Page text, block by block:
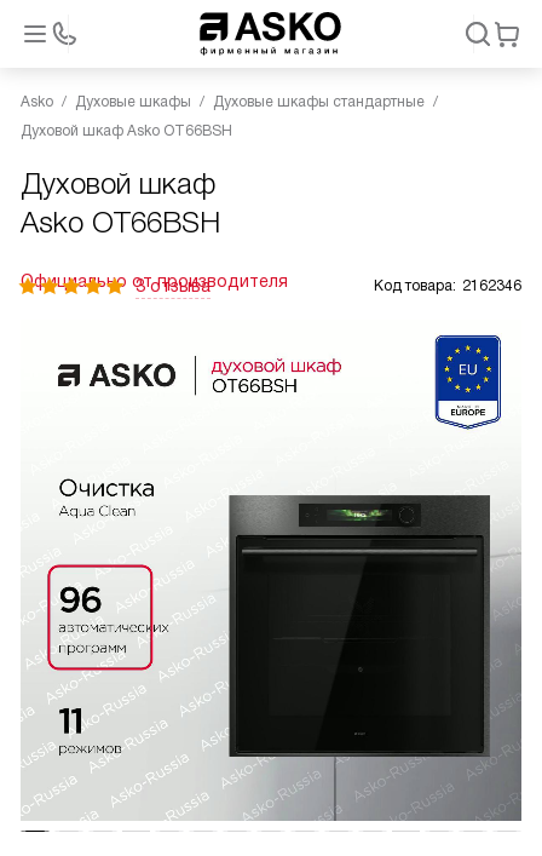
Asko Духовые шкафы
Духовые шкафы стандартные
Духовой шкаф Asko OT66BSH
Духовой шкаф
Asko OT66BSH
Официально от производителя
3 отзыва Код товара: 2162346